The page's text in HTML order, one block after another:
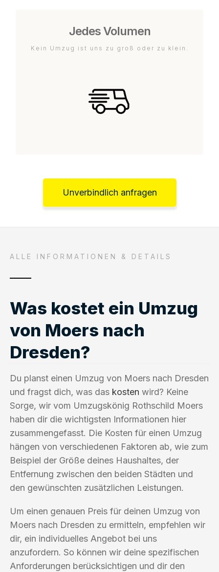
Jedes Volumen
Kein Umzug ist uns zu groß oder zu klein.
Unverbindlich anfragen
ALLE INFORMATIONEN & DETAILS
Was kostet ein Umzug
von Moers nach
Dresden?
Du planst einen Umzug von Moers nach Dresden
und fragst dich, was das kosten wird? Keine
Sorge, wir vom Umzugskönig Rothschild Moers
haben dir die wichtigsten Informationen hier
zusammengefasst. Die Kosten für einen Umzug
hängen von verschiedenen Faktoren ab, wie zum
Beispiel der Größe deines Haushaltes, der
Entfernung zwischen den beiden Städten und
den gewünschten zusätzlichen Leistungen.
Um einen genauen Preis für deinen Umzug von
Moers nach Dresden zu ermitteln, empfehlen wir
dir, ein individuelles Angebot bei uns
anzufordern. So können wir deine spezifischen
Anforderungen berücksichtigen und dir den